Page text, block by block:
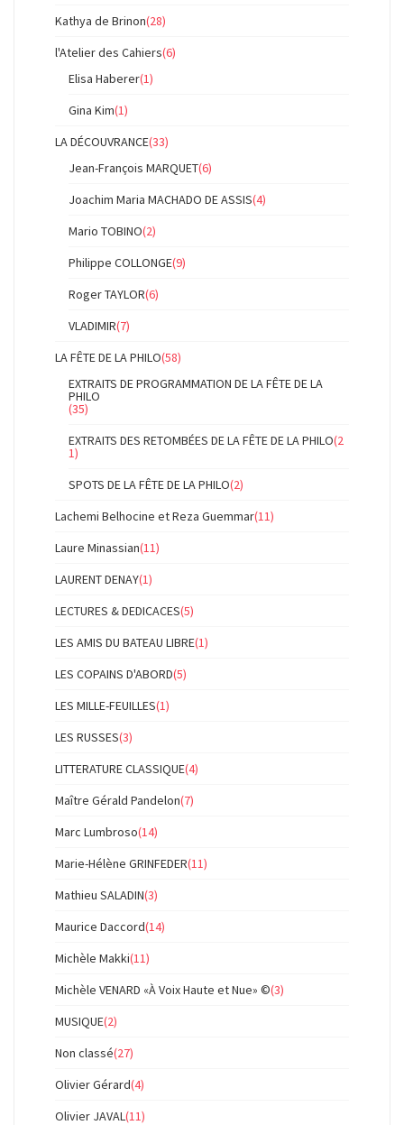
Kathya de Brinon(28)
l'Atelier des Cahiers(6)
Elisa Haberer(1)
Gina Kim(1)
LA DÉCOUVRANCE(33)
Jean-François MARQUET(6)
Joachim Maria MACHADO DE ASSIS(4)
Mario TOBINO(2)
Philippe COLLONGE(9)
Roger TAYLOR(6)
VLADIMIR(7)
LA FÊTE DE LA PHILO(58)
EXTRAITS DE PROGRAMMATION DE LA FÊTE DE LA
PHILO
(35)
EXTRAITS DES RETOMBÉES DE LA FÊTE DE LA PHILO(2
1)
SPOTS DE LA FÊTE DE LA PHILO(2)
Lachemi Belhocine et Reza Guemmar(11)
Laure Minassian(11)
LAURENT DENAY(1)
LECTURES & DEDICACES(5)
LES AMIS DU BATEAU LIBRE(1)
LES COPAINS D'ABORD(5)
LES MILLE-FEUILLES(1)
LES RUSSES(3)
LITTERATURE CLASSIQUE(4)
Maître Gérald Pandelon(7)
Marc Lumbroso(14)
Marie-Hélène GRINFEDER(11)
Mathieu SALADIN(3)
Maurice Daccord(14)
Michèle Makki(11)
Michèle VENARD «À Voix Haute et Nue» ©(3)
MUSIQUE(2)
Non classé(27)
Olivier Gérard(4)
Olivier JAVAL(11)